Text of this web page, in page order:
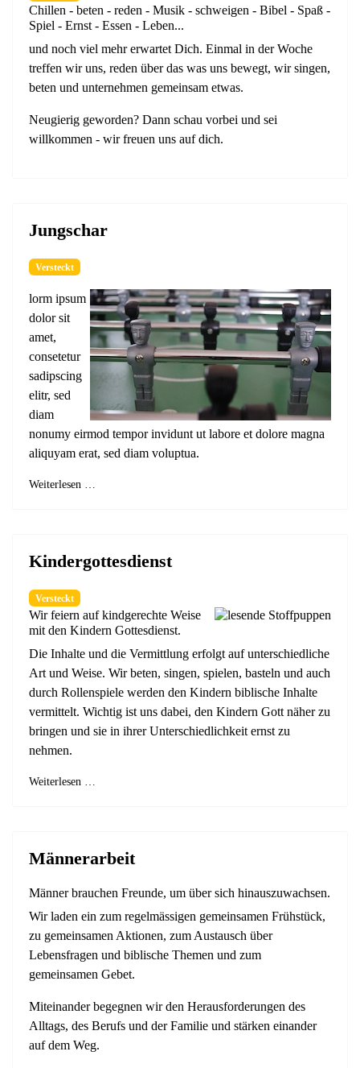
Chillen - beten - reden - Musik - schweigen - Bibel - Spaß -
Spiel - Ernst - Essen - Leben...
und noch viel mehr erwartet Dich. Einmal in der Woche
treffen wir uns, reden über das was uns bewegt, wir singen,
beten und unternehmen gemeinsam etwas.
Neugierig geworden? Dann schau vorbei und sei
willkommen - wir freuen uns auf dich.
Jungschar
Versteckt
lorm ipsum
dolor sit
amet,
consetetur
sadipscing
elitr, sed
diam
nonumy eirmod tempor invidunt ut labore et dolore magna
aliquyam erat, sed diam voluptua.
Weiterlesen …
Kindergottesdienst
Versteckt
Wir feiern auf kindgerechte Weise
mit den Kindern Gottesdienst.
Die Inhalte und die Vermittlung erfolgt auf unterschiedliche
Art und Weise. Wir beten, singen, spielen, basteln und auch
durch Rollenspiele werden den Kindern biblische Inhalte
vermittelt. Wichtig ist uns dabei, den Kindern Gott näher zu
bringen und sie in ihrer Unterschiedlichkeit ernst zu
nehmen.
Weiterlesen …
Männerarbeit
Männer brauchen Freunde, um über sich hinauszuwachsen.
Wir laden ein zum regelmässigen gemeinsamen Frühstück,
zu gemeinsamen Aktionen, zum Austausch über
Lebensfragen und biblische Themen und zum
gemeinsamen Gebet.
Miteinander begegnen wir den Herausforderungen des
Alltags, des Berufs und der Familie und stärken einander
auf dem Weg.